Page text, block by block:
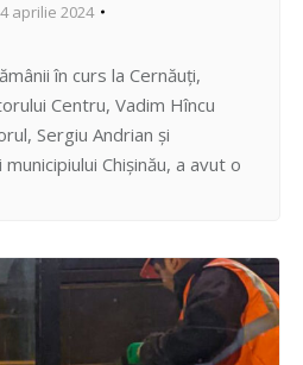
4 aprilie 2024
în curs la Cernăuți,
Centru, Vadim Hîncu
Sergiu Andrian și
Chișinău, a avut o
orașului situat pe
au reluat dialogul
cele două părți…